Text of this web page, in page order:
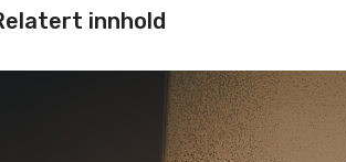
innhold